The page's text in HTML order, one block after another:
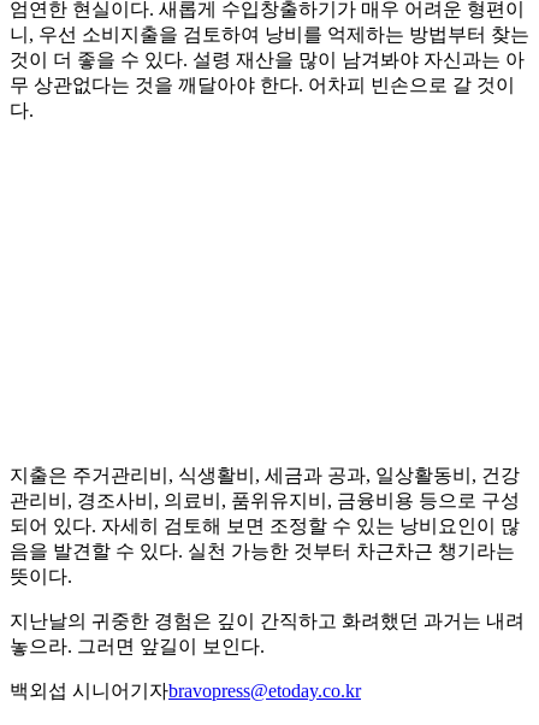
엄연한 현실이다. 새롭게 수입창출하기가 매우 어려운 형편이
니, 우선 소비지출을 검토하여 낭비를 억제하는 방법부터 찾는
것이 더 좋을 수 있다. 설령 재산을 많이 남겨봐야 자신과는 아
무 상관없다는 것을 깨달아야 한다. 어차피 빈손으로 갈 것이
다.
지출은 주거관리비, 식생활비, 세금과 공과, 일상활동비, 건강
관리비, 경조사비, 의료비, 품위유지비, 금융비용 등으로 구성
되어 있다. 자세히 검토해 보면 조정할 수 있는 낭비요인이 많
음을 발견할 수 있다. 실천 가능한 것부터 차근차근 챙기라는
뜻이다.
지난날의 귀중한 경험은 깊이 간직하고 화려했던 과거는 내려
놓으라. 그러면 앞길이 보인다.
백외섭 시니어기자bravopress@etoday.co.kr